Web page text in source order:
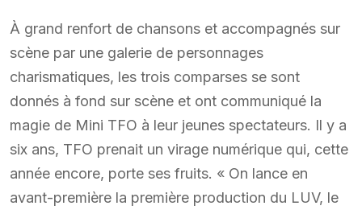
À grand renfort de chansons et accompagnés sur
scène par une galerie de personnages
charismatiques, les trois comparses se sont
donnés à fond sur scène et ont communiqué la
magie de Mini TFO à leur jeunes spectateurs. Il y a
six ans, TFO prenait un virage numérique qui, cette
année encore, porte ses fruits. « On lance en
avant-première la première production du LUV, le